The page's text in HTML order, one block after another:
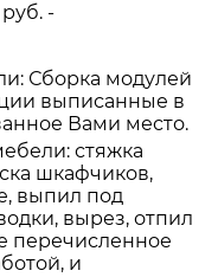
-
Сборка модулей
выписанные в
Вами место.
стяжка
шкафчиков,
выпил под
вырез, отпил
перечисленное
и